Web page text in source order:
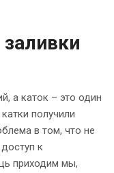
а каток – это один
получили
в том, что не
к
приходим мы,